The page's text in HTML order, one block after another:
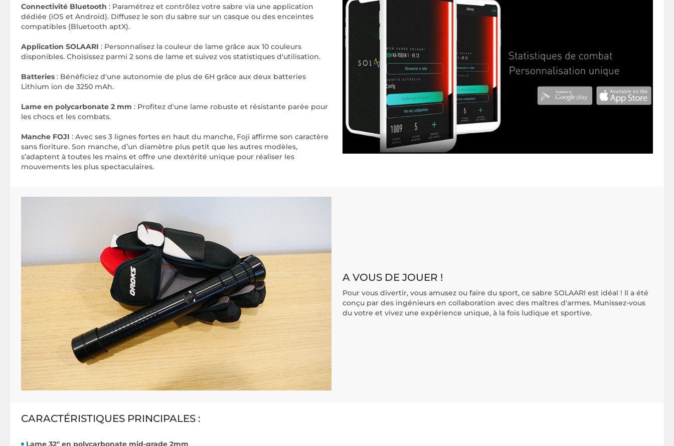
Connectivité Bluetooth : Paramétrez et contrôlez votre sabre via une application
dédiée (iOS et Android). Diffusez le son du sabre sur un casque ou des enceintes
compatibles (Bluetooth aptX).
Application SOLAARI : Personnalisez la couleur de lame grâce aux 10 couleurs
disponibles. Choisissez parmi 2 sons de lame et suivez vos statistiques d'utilisation.
Batteries : Bénéficiez d'une autonomie de plus de 6H grâce aux deux batteries
Lithium ion de 3250 mAh.
Lame en polycarbonate 2 mm : Profitez d'une lame robuste et résistante parée pour
les chocs et les combats.
Manche FOJI : Avec ses 3 lignes fortes en haut du manche, Foji affirme son caractère
sans fioriture. Son manche, d’un diamètre plus petit que les autres modèles,
s’adaptent à toutes les mains et offre une dextérité unique pour réaliser les
mouvements les plus spectaculaires.
A VOUS DE JOUER !
Pour vous divertir, vous amusez ou faire du sport, ce sabre SOLAARI est idéal ! Il a été
conçu par des ingénieurs en collaboration avec des maîtres d'armes. Munissez-vous
du votre et vivez une expérience unique, à la fois ludique et sportive.
CARACTÉRISTIQUES PRINCIPALES :
Lame 32" en polycarbonate mid-grade 2mm